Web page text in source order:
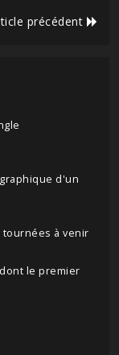
précédent
graphique d'un
tournées à venir
dont le premier